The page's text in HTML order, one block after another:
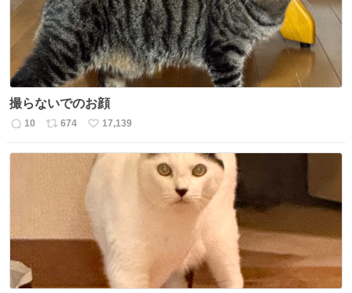
撮らないでのお顔
返
10
リ
ス
数
674
い
ね
数
17,139